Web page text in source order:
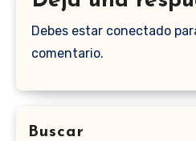
Debes estar conectado
comentario.
Buscar